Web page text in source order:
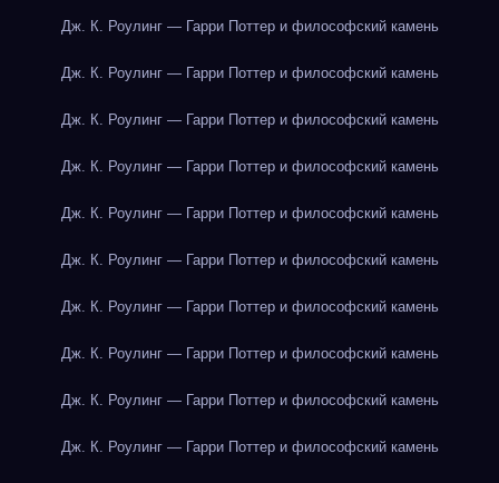
Дж. К. Роулинг — Гарри Поттер и философский камень
Дж. К. Роулинг — Гарри Поттер и философский камень
Дж. К. Роулинг — Гарри Поттер и философский камень
Дж. К. Роулинг — Гарри Поттер и философский камень
Дж. К. Роулинг — Гарри Поттер и философский камень
Дж. К. Роулинг — Гарри Поттер и философский камень
Дж. К. Роулинг — Гарри Поттер и философский камень
Дж. К. Роулинг — Гарри Поттер и философский камень
Дж. К. Роулинг — Гарри Поттер и философский камень
Дж. К. Роулинг — Гарри Поттер и философский камень